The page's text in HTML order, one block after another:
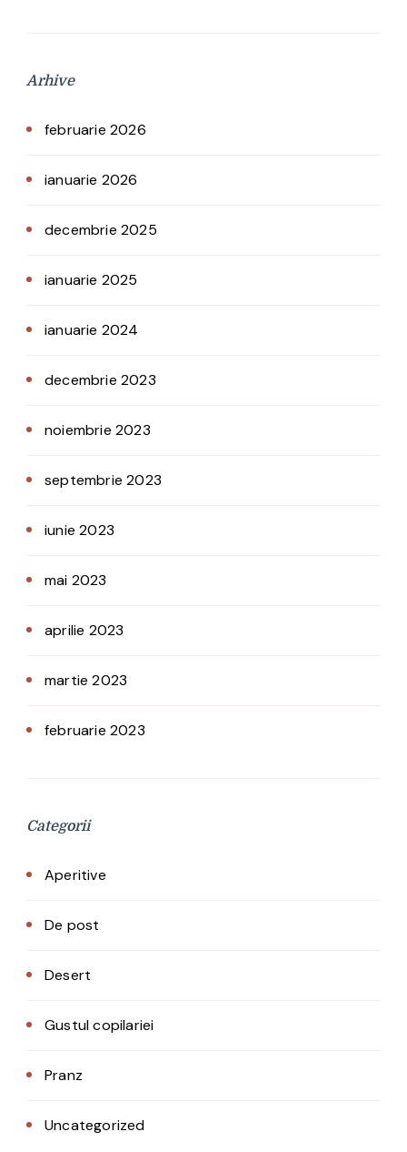
Arhive
februarie 2026
ianuarie 2026
decembrie 2025
ianuarie 2025
ianuarie 2024
decembrie 2023
noiembrie 2023
septembrie 2023
iunie 2023
mai 2023
aprilie 2023
martie 2023
februarie 2023
Categorii
Aperitive
De post
Desert
Gustul copilariei
Pranz
Uncategorized